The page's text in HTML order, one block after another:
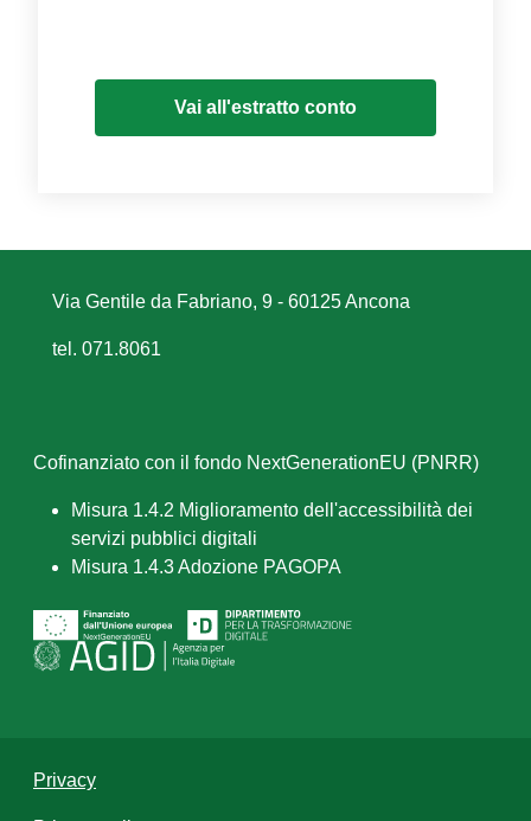
Vai all'estratto conto
Via Gentile da Fabriano, 9 - 60125 Ancona
tel. 071.8061
Cofinanziato con il fondo NextGenerationEU (PNRR)
Misura 1.4.2 Miglioramento dell'accessibilità dei
servizi pubblici digitali
Misura 1.4.3 Adozione PAGOPA
Privacy